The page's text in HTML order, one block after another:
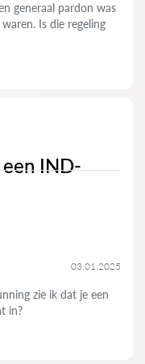
generaal pardon was
Is die regeling
IND-
03.01.2025
zie ik dat je een
in?